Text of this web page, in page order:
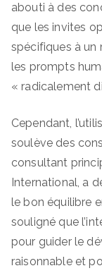
abouti à des
que les invites
spécifiques à un
les prompts
« radicalement
Cependant,
soulève des
consultant
International, a
le bon équilibre
souligné que
pour guider le
raisonnable et